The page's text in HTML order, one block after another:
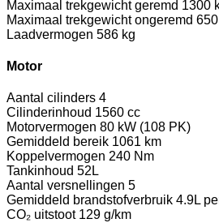
Maximaal trekgewicht geremd 1300
Maximaal trekgewicht ongeremd
Laadvermogen 586 kg
Motor
Aantal cilinders 4
Cilinderinhoud 1560 cc
Motorvermogen 80 kW (108 PK)
Gemiddeld bereik 1061 km
Koppelvermogen 240 Nm
Tankinhoud 52L
Aantal versnellingen 5
Gemiddeld brandstofverbruik 4.9L
CO₂ uitstoot 129 g/km